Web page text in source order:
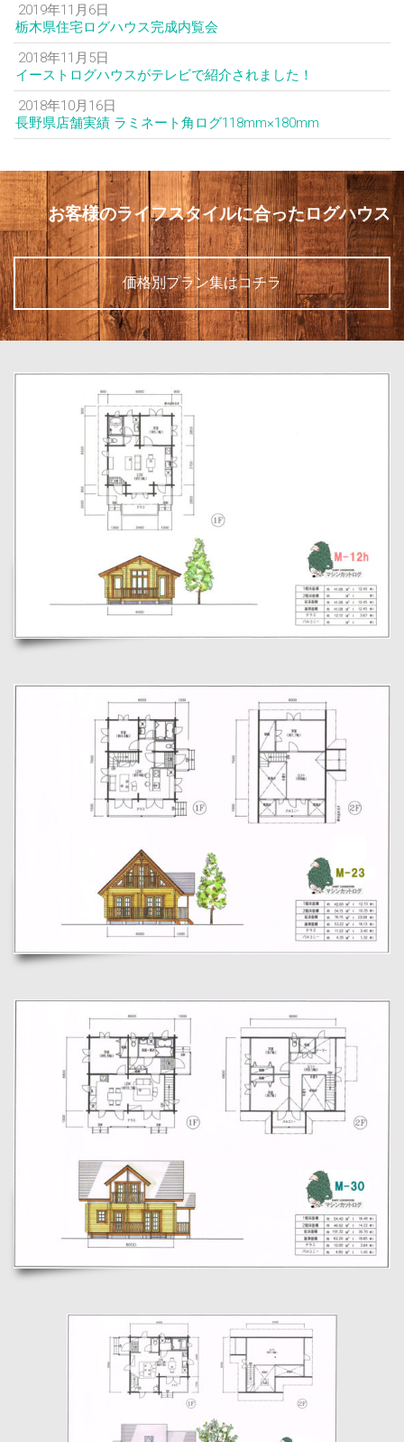
2019年11月6日
栃木県住宅ログハウス完成内覧会
2018年11月5日
イーストログハウスがテレビで紹介されました！
2018年10月16日
長野県店舗実績 ラミネート角ログ118mm×180mm
お客様のライフスタイルに合ったログハウス
価格別プラン集はコチラ